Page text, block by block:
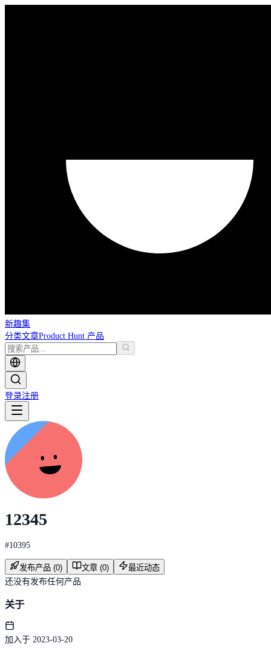
新趣集
分类文章Product Hunt 产品
登录注册
12345
#10395
发布产品 (0) 文章 (0)
最近动态
还没有发布任何产品
关于
加入于 2023-03-20